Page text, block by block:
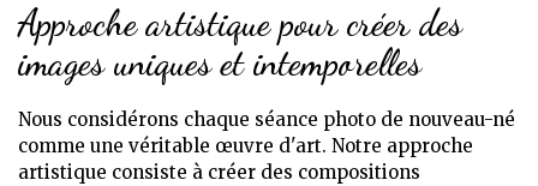
Approche artistique pour créer des
images uniques et intemporelles
Nous considérons chaque séance photo de nouveau-né
comme une véritable œuvre d'art. Notre approche
artistique consiste à créer des compositions